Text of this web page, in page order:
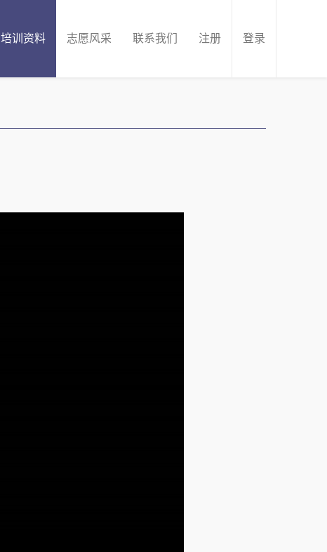
培训资料 志愿风采 联系我们 注册 登录